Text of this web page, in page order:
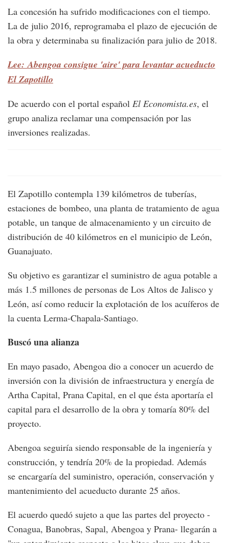
La concesión ha sufrido modificaciones con el tiempo.
La de julio 2016, reprogramaba el plazo de ejecución de
la obra y determinaba su finalización para julio de 2018.
Lee: Abengoa consigue 'aire' para levantar acueducto
El Zapotillo
De acuerdo con el portal español El Economista.es, el
grupo analiza reclamar una compensación por las
inversiones realizadas.
El Zapotillo contempla 139 kilómetros de tuberías,
estaciones de bombeo, una planta de tratamiento de agua
potable, un tanque de almacenamiento y un circuito de
distribución de 40 kilómetros en el municipio de León,
Guanajuato.
Su objetivo es garantizar el suministro de agua potable a
más 1.5 millones de personas de Los Altos de Jalisco y
León, así como reducir la explotación de los acuíferos de
la cuenta Lerma-Chapala-Santiago.
Buscó una alianza
En mayo pasado, Abengoa dio a conocer un acuerdo de
inversión con la división de infraestructura y energía de
Artha Capital, Prana Capital, en el que ésta aportaría el
capital para el desarrollo de la obra y tomaría 80% del
proyecto.
Abengoa seguiría siendo responsable de la ingeniería y
construcción, y tendría 20% de la propiedad. Además
se encargaría del suministro, operación, conservación y
mantenimiento del acueducto durante 25 años.
El acuerdo quedó sujeto a que las partes del proyecto -
Conagua, Banobras, Sapal, Abengoa y Prana- llegarán a